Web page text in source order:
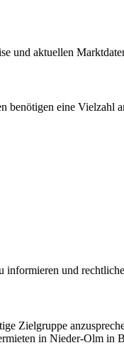
und aktuellen
benötigen eine Vielzahl
informieren und
Zielgruppe
in Nieder-Olm in